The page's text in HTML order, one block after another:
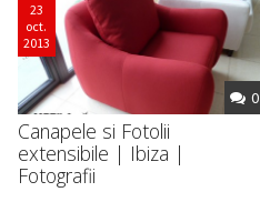
23
oct.
2013
0
Canapele si Fotolii
extensibile | Ibiza |
Fotografii